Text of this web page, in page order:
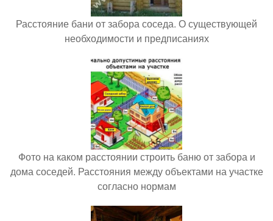
Расстояние бани от забора соседа. О существующей
необходимости и предписаниях
Фото на каком расстоянии строить баню от забора и
дома соседей. Расстояния между объектами на участке
согласно нормам